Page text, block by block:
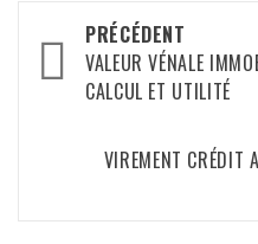
Navigation
d’article
PRÉCÉDENT
VALEUR VÉNALE
CALCUL ET UTILITÉ
VIREMENT CRÉDIT